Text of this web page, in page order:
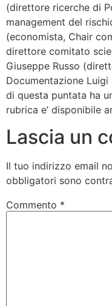
(direttore ricerche di
management del
(economista, Chair
direttore comitato
Giuseppe Russo
Documentazione
di questa puntata ha
rubrica e’ disponibile
Lascia un
Il tuo indirizzo email
obbligatori sono
Commento *